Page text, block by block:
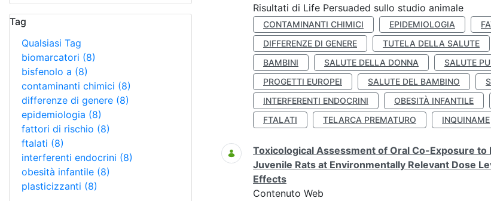
Tag
Qualsiasi Tag
biomarcatori (8)
bisfenolo a (8)
contaminanti chimici (8)
differenze di genere (8)
epidemiologia (8)
fattori di rischio (8)
ftalati (8)
interferenti endocrini (8)
obesità infantile (8)
plasticizzanti (8)
Risultati di Life Persuaded sullo studio animale
CONTAMINANTI CHIMICI EPIDEMIOLOGIA
DIFFERENZE DI GENERE
TUTELA DELLA SALUTE
BAMBINI
SALUTE DELLA DONNA SALUTE
PROGETTI EUROPEI
SALUTE DEL BAMBINO
INTERFERENTI ENDOCRINI
OBESITÀ INFANTILE
FTALATI
TELARCA PREMATURO INQUINAME
Toxicological Assessment of Oral Co-Exposure
Juvenile Rats at Environmentally Relevant Dose
Effects
Contenuto Web